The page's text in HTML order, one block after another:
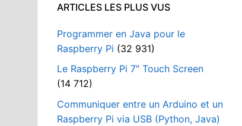
ARTICLES LES PLUS VUS
Programmer en Java pour le
Raspberry Pi (32 931)
Le Raspberry Pi 7″ Touch Screen
(14 712)
Communiquer entre un Arduino et un
Raspberry Pi via USB (Python, Java)